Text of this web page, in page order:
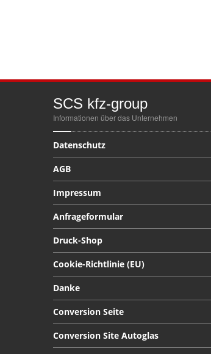
SCS kfz-group
Informationen über das Unternehmen
Datenschutz
AGB
Impressum
Anfrageformular
Druck-Shop
Cookie-Richtlinie (EU)
Danke
Conversion Seite
Conversion Site Autoglas